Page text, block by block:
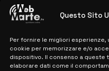
Questo Sito
Per fornire le migliori
cookie per memorizzare e/o
dispositivo. Il consenso a
elaborare dati come il
MAPPA DEL SITO
> NOTIZIE